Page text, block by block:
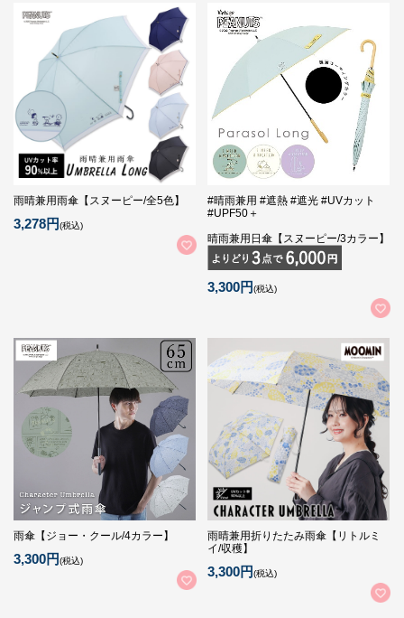
雨晴兼用雨傘【スヌーピー/全5色】
3,278円(税込)
#晴雨兼用 #遮熱 #遮光 #UVカット
#UPF50＋
晴雨兼用日傘【スヌーピー/3カラー】
3,300円(税込)
雨傘【ジョー・クール/4カラー】
3,300円(税込)
雨晴兼用折りたたみ雨傘【リトルミ
イ/収穫】
3,300円(税込)